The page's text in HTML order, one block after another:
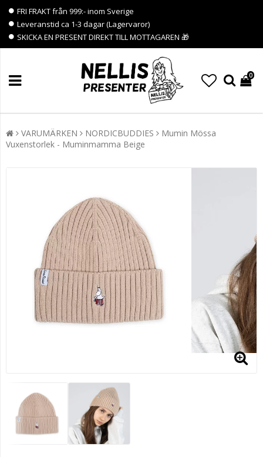
FRI FRAKT från 999:- inom Sverige
Leveranstid ca 1-3 dagar (Lagervaror)
SKICKA EN PRESENT DIREKT TILL MOTTAGAREN 🎁
0
VARUMÄRKEN NORDICBUDDIES
Mumin Mössa
Vuxenstorlek - Muminmamma Beige